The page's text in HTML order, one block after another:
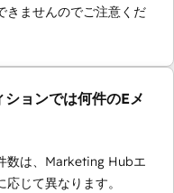
きませんのでご注意くだ
ョンでは何件のEメ
数は、Marketing Hubエ
じて異なります。